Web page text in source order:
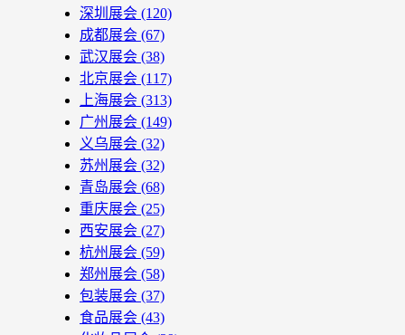
深圳展会 (120)
成都展会 (67)
武汉展会 (38)
北京展会 (117)
上海展会 (313)
广州展会 (149)
义乌展会 (32)
苏州展会 (32)
青岛展会 (68)
重庆展会 (25)
西安展会 (27)
杭州展会 (59)
郑州展会 (58)
包装展会 (37)
食品展会 (43)